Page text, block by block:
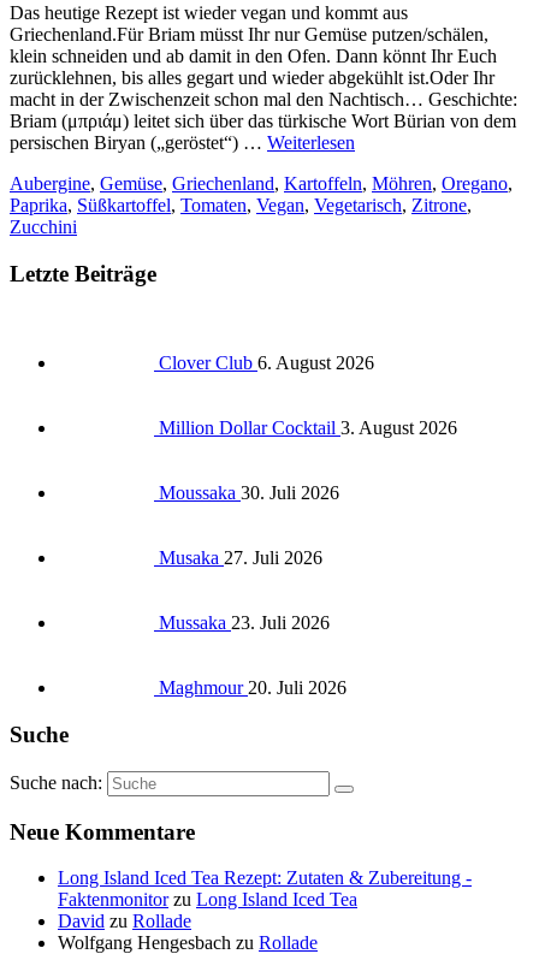
Das heutige Rezept ist wieder vegan und kommt aus
Griechenland.Für Briam müsst Ihr nur Gemüse putzen/schälen,
klein schneiden und ab damit in den Ofen. Dann könnt Ihr Euch
zurücklehnen, bis alles gegart und wieder abgekühlt ist.Oder Ihr
macht in der Zwischenzeit schon mal den Nachtisch… Geschichte:
Briam (μπριάμ) leitet sich über das türkische Wort Bürian von dem
persischen Biryan („geröstet“) … Weiterlesen
Aubergine, Gemüse, Griechenland, Kartoffeln, Möhren, Oregano,
Paprika, Süßkartoffel, Tomaten, Vegan, Vegetarisch, Zitrone,
Zucchini
Letzte Beiträge
Clover Club 6. August 2026
Million Dollar Cocktail 3. August 2026
Moussaka 30. Juli 2026
Musaka 27. Juli 2026
Mussaka 23. Juli 2026
Maghmour 20. Juli 2026
Suche
Suche nach:
Neue Kommentare
Long Island Iced Tea Rezept: Zutaten & Zubereitung -
Faktenmonitorzu Long Island Iced Tea
David zu Rollade
Wolfgang Hengesbach zu Rollade